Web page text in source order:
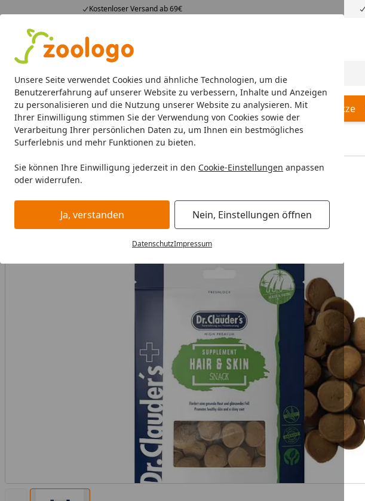
Unsere Seite verwendet Cookies und ähnliche Technologien, um die
Benutzererfahrung auf unserer Website zu verbessern, Inhalte und Anzeigen
zu personalisieren und die Nutzung unserer Website zu analysieren. Mit
Ihrer Einwilligung stimmen Sie der Verwendung von Cookies sowie der
Verarbeitung Ihrer persönlichen Daten zu, um Ihnen ein bestmögliches
Surferlebnis und mehr Funktionen zu bieten.
Sie können Ihre Einwilligung jederzeit in den Cookie-Einstellungen anpassen
oder widerrufen.
Ja, verstanden Nein, Einstellungen öffnen
DatenschutzImpressum
Kostenloser Versand ab 69€
4,74
23.588 Bewertungen
Alle Produkte
Alle Produkte Angebote Neuheiten Sommerhits Suche
Katze Katzenfutter Futternäpfe & Trinkbrunnen Katzenschlafplätze
Startseite
Katze Katzenfutter Snacks Dr. Clauder's Hair&Skin Katzensnack